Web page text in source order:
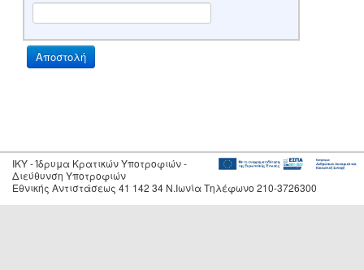
IKY - Ίδρυμα Κρατικών Υποτροφιών -
Διεύθυνση Υποτροφιών
Εθνικής Αντιστάσεως 41 142 34 Ν.Ιωνία Τηλέφωνο 210-3726300